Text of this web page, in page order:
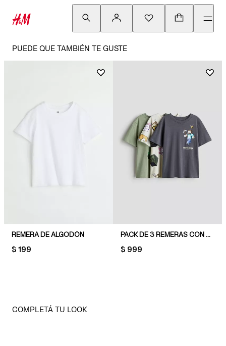
PUEDE QUE TAMBIÉN TE GUSTE
REMERA DE ALGODÓN
PRICE:
$ 199
PACK DE 3 REMERAS CON DISEÑO ESTAMPADO
PRICE:
$ 999
COMPLETÁ TU LOOK